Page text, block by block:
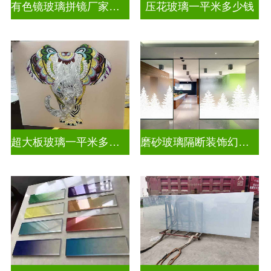
有色镜玻璃拼镜厂家联系方式 压花玻璃一平米多少钱
超大板玻璃一平米多少钱 磨砂玻璃隔断装饰幻彩炫彩渐变玻璃